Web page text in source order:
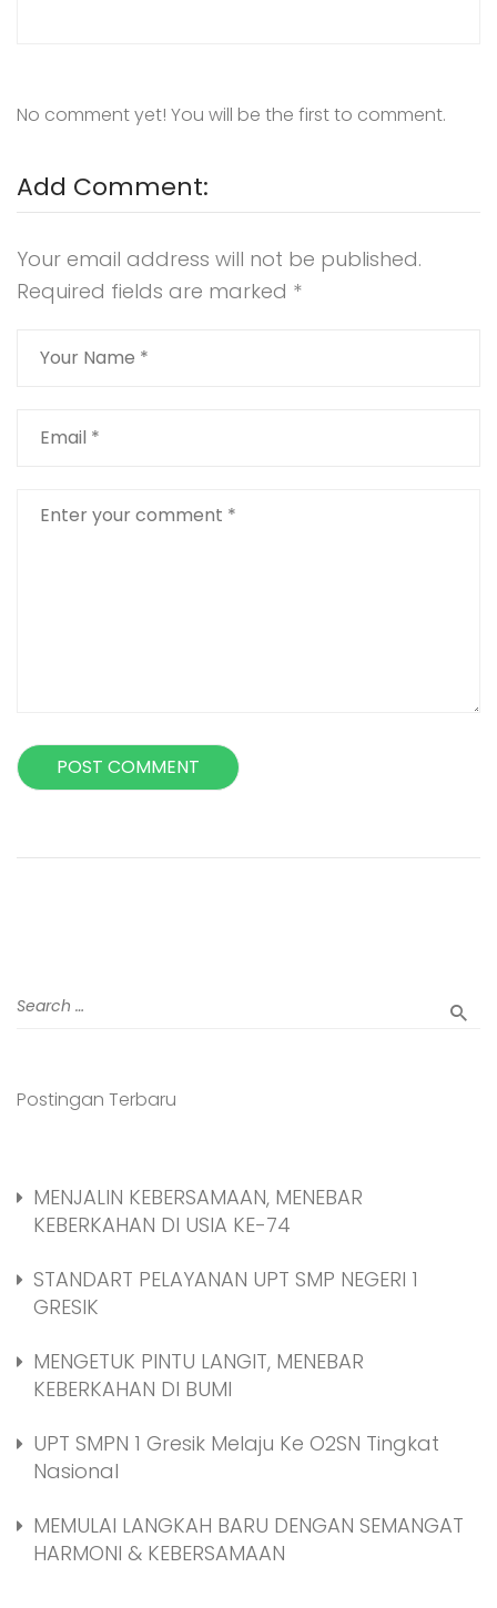
No comment yet! You will be the first to comment.
Add Comment:
Your email address will not be published.
Required fields are marked *
Postingan Terbaru
MENJALIN KEBERSAMAAN, MENEBAR
KEBERKAHAN DI USIA KE-74
STANDART PELAYANAN UPT SMP NEGERI 1
GRESIK
MENGETUK PINTU LANGIT, MENEBAR
KEBERKAHAN DI BUMI
UPT SMPN 1 Gresik Melaju Ke O2SN Tingkat
Nasional
MEMULAI LANGKAH BARU DENGAN SEMANGAT
HARMONI & KEBERSAMAAN